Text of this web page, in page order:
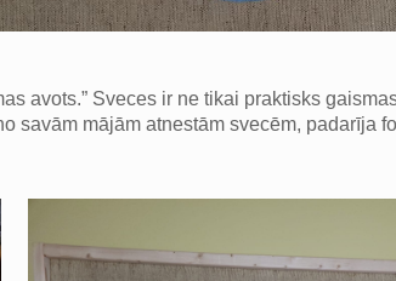
avots.” Sveces ir ne tikai praktisks
savām mājām atnestām svecēm, padarīja